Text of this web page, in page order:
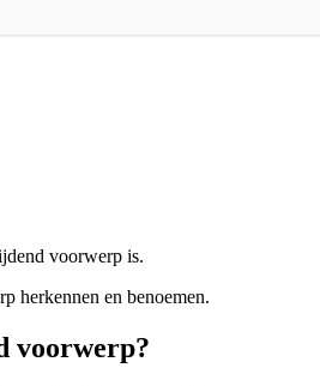
voorwerp is.
herkennen en benoemen.
voorwerp?